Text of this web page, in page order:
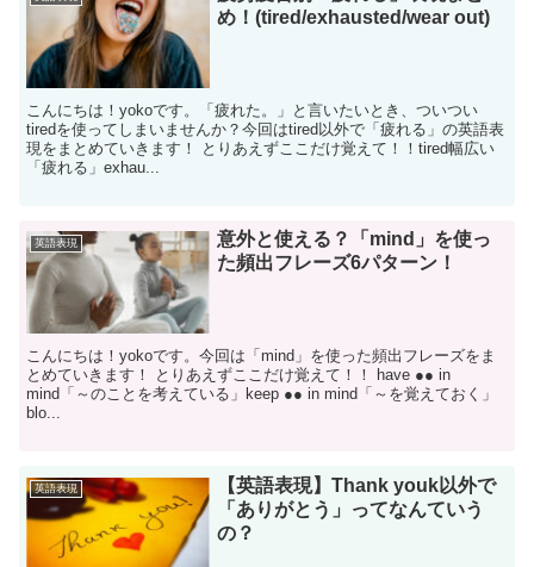
め！(tired/exhausted/wear out)
こんにちは！yokoです。「疲れた。」と言いたいとき、ついつい
tiredを使ってしまいませんか？今回はtired以外で「疲れる」の英語表
現をまとめていきます！ とりあえずここだけ覚えて！！tired幅広い
「疲れる」exhau...
英語表現
意外と使える？「mind」を使っ
た頻出フレーズ6パターン！
こんにちは！yokoです。今回は「mind」を使った頻出フレーズをま
とめていきます！ とりあえずここだけ覚えて！！ have ●● in
mind「～のことを考えている」keep ●● in mind「～を覚えておく」
blo...
英語表現
【英語表現】Thank youk以外で
「ありがとう」ってなんていう
の？